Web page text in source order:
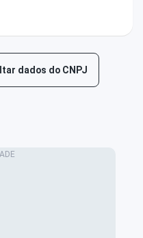
dados do CNPJ